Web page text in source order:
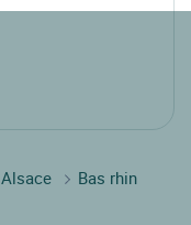
Alsace
Bas rhin